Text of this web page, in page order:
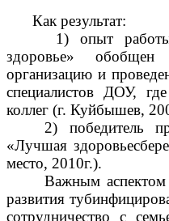
Как результат:
1) опыт
здоровье» обобщен
организацию и
специалистов ДОУ,
коллег (г. Куйбышев,
2) победитель
«Лучшая
место, 2010г.).
Важным аспектом
развития
сотрудничество с